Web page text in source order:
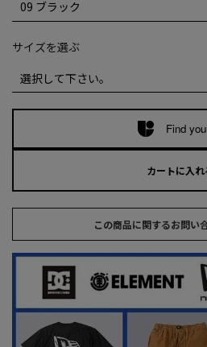
サイズを選ぶ
Find
カートに入れ
この商品に関するお問い